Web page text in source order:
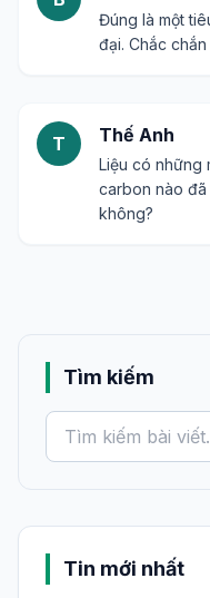
Đúng là một
đại. Chắc
T Thế Anh
Liệu có những
carbon nào
không?
Tìm kiếm
Tin mới nhất